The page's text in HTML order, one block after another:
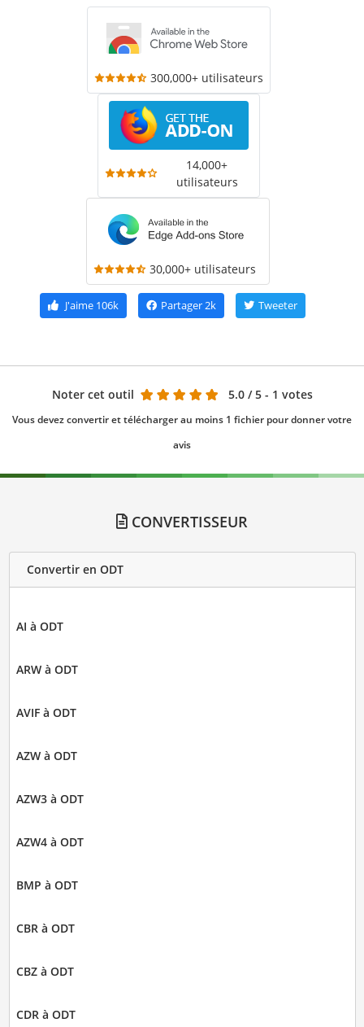
300,000+ utilisateurs
14,000+
utilisateurs
30,000+ utilisateurs
J'aime106k Partager2k Tweeter
Noter cet outil 5.0 / 5 - 1 votes
Vous devez convertir et télécharger au moins 1 fichier pour donner votre
avis
CONVERTISSEUR
Convertir en ODT
AI à ODT
ARW à ODT
AVIF à ODT
AZW à ODT
AZW3 à ODT
AZW4 à ODT
BMP à ODT
CBR à ODT
CBZ à ODT
CDR à ODT